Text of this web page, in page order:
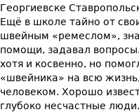
Георгиевске
Ещё в школе тайно от
швейным «ремеслом»,
помощи, задавал
хотя и косвенно, но
«швейника» на всю
человеком. Хорошо
глубоко несчастные люди.